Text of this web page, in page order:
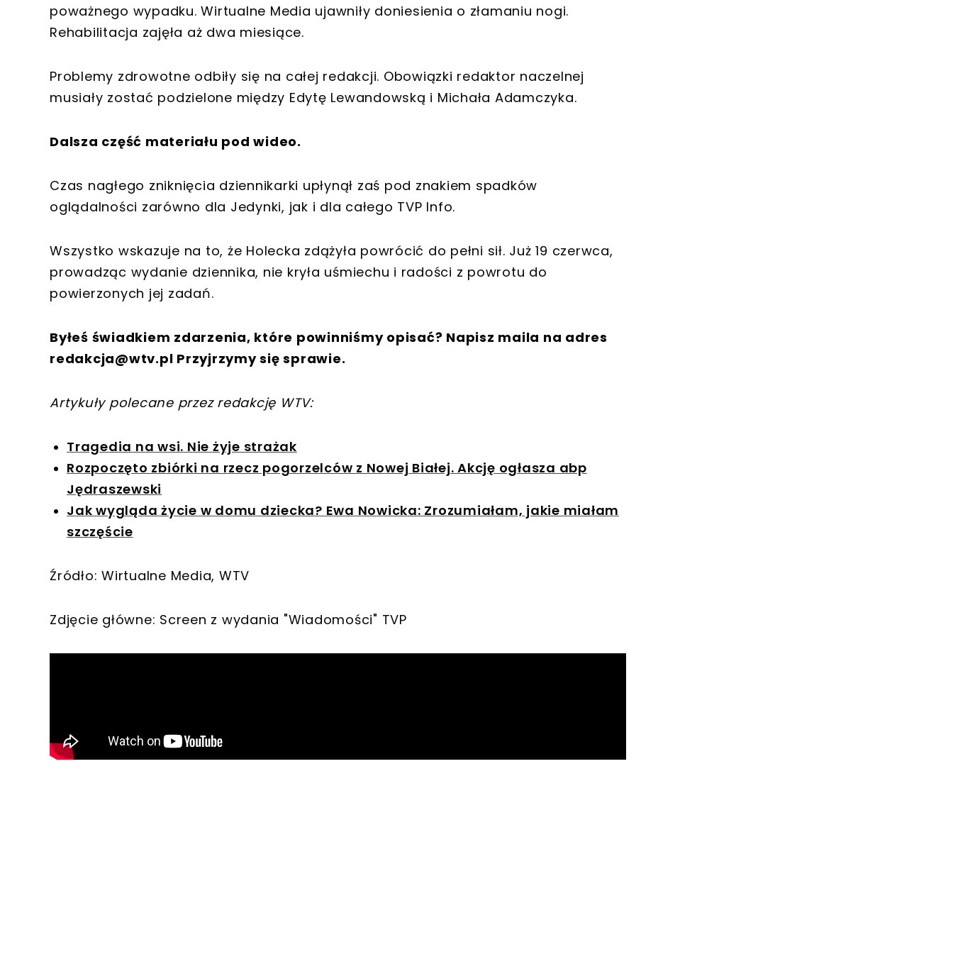
poważnego wypadku. Wirtualne Media ujawniły doniesienia o złamaniu nogi.
Rehabilitacja zajęła aż dwa miesiące.
Problemy zdrowotne odbiły się na całej redakcji. Obowiązki redaktor naczelnej
musiały zostać podzielone między Edytę Lewandowską i Michała Adamczyka.
Dalsza część materiału pod wideo.
Czas nagłego zniknięcia dziennikarki upłynął zaś pod znakiem spadków
oglądalności zarówno dla Jedynki, jak i dla całego TVP Info.
Wszystko wskazuje na to, że Holecka zdążyła powrócić do pełni sił. Już 19 czerwca,
prowadząc wydanie dziennika, nie kryła uśmiechu i radości z powrotu do
powierzonych jej zadań.
Byłeś świadkiem zdarzenia, które powinniśmy opisać? Napisz maila na adres
redakcja@wtv.pl Przyjrzymy się sprawie.
Artykuły polecane przez redakcję WTV:
Tragedia na wsi. Nie żyje strażak
Rozpoczęto zbiórki na rzecz pogorzelców z Nowej Białej. Akcję ogłasza abp
Jędraszewski
Jak wygląda życie w domu dziecka? Ewa Nowicka: Zrozumiałam, jakie miałam
szczęście
Źródło: Wirtualne Media, WTV
Zdjęcie główne: Screen z wydania "Wiadomości" TVP